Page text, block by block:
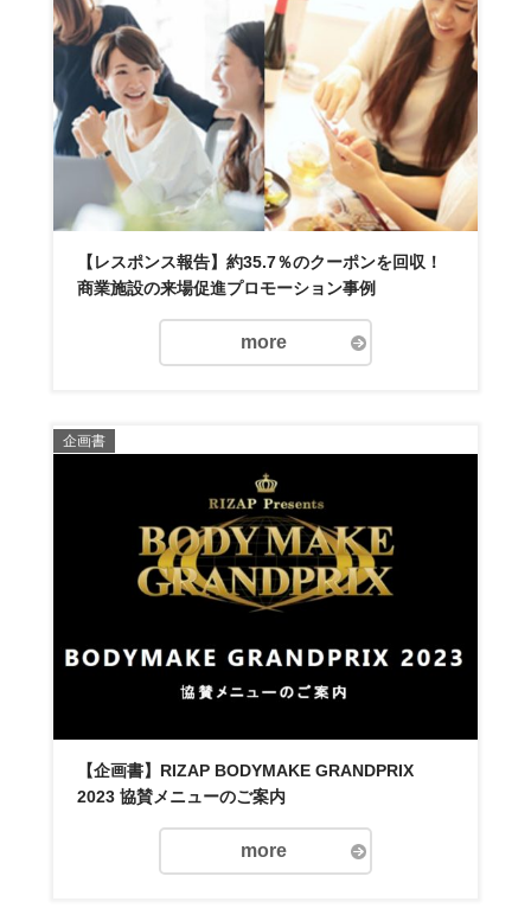
【レスポンス報告】約35.7％のクーポンを回収！
商業施設の来場促進プロモーション事例
more
企画書
【企画書】RIZAP BODYMAKE GRANDPRIX
2023 協賛メニューのご案内
more